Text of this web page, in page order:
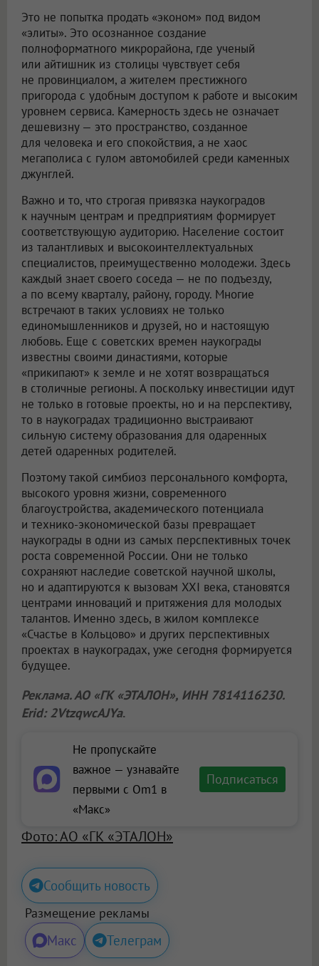
Это не попытка продать «эконом» под видом
«элиты». Это осознанное создание
полноформатного микрорайона, где ученый
или айтишник из столицы чувствует себя
не провинциалом, а жителем престижного
пригорода с удобным доступом к работе и высоким
уровнем сервиса. Камерность здесь не означает
дешевизну — это пространство, созданное
для человека и его спокойствия, а не хаос
мегаполиса с гулом автомобилей среди каменных
джунглей.
Важно и то, что строгая привязка наукоградов
к научным центрам и предприятиям формирует
соответствующую аудиторию. Население состоит
из талантливых и высокоинтеллектуальных
специалистов, преимущественно молодежи. Здесь
каждый знает своего соседа — не по подъезду,
а по всему кварталу, району, городу. Многие
встречают в таких условиях не только
единомышленников и друзей, но и настоящую
любовь. Еще с советских времен наукограды
известны своими династиями, которые
«прикипают» к земле и не хотят возвращаться
в столичные регионы. А поскольку инвестиции идут
не только в готовые проекты, но и на перспективу,
то в наукоградах традиционно выстраивают
сильную систему образования для одаренных
детей одаренных родителей.
Поэтому такой симбиоз персонального комфорта,
высокого уровня жизни, современного
благоустройства, академического потенциала
и технико-экономической базы превращает
наукограды в одни из самых перспективных точек
роста современной России. Они не только
сохраняют наследие советской научной школы,
но и адаптируются к вызовам XXI века, становятся
центрами инноваций и притяжения для молодых
талантов. Именно здесь, в жилом комплексе
«Счастье в Кольцово» и других перспективных
проектах в наукоградах, уже сегодня формируется
будущее.
Реклама. АО «ГК «ЭТАЛОН», ИНН 7814116230.
Erid: 2VtzqwcAJYa.
Не пропускайте
важное — узнавайте
первыми с Om1 в
«Макс»
Подписаться
Фото: АО «ГК «ЭТАЛОН»
Сообщить новость
Размещение рекламы
Макс Телеграм